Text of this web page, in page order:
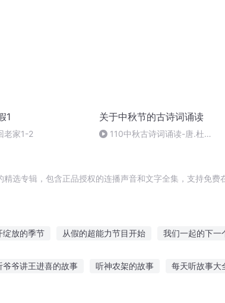
1
老家1-2
关于中秋节的古诗词诵读
110中秋古诗词诵读-唐.杜甫-
选专辑，包含正品授权的连播声音和文字全集，支持免费
绽放的季节 从假的超能力节目开始 我们一起的下一
爷爷讲王进喜的故事 听神农架的故事 每天听故事大